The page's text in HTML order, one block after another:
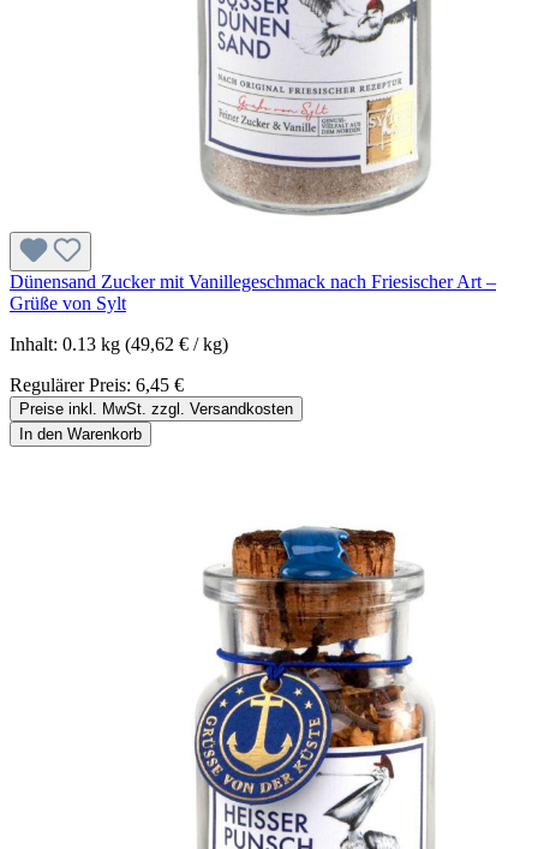
Dünensand Zucker mit Vanillegeschmack nach Friesischer Art –
Grüße von Sylt
Inhalt: 0.13 kg (49,62 € / kg)
Regulärer Preis: 6,45 €
Preise inkl. MwSt. zzgl. Versandkosten
In den Warenkorb